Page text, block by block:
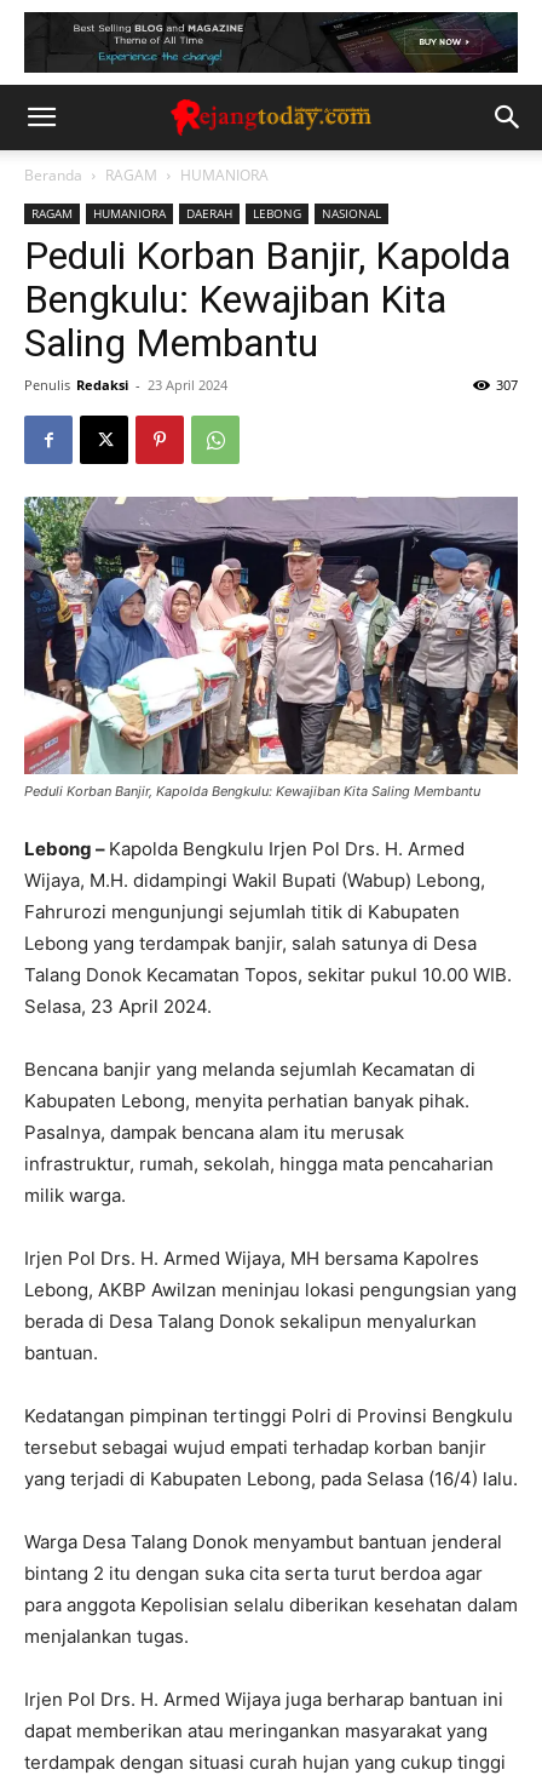
Beranda RAGAM HUMANIORA
RAGAM HUMANIORA DAERAH LEBONG NASIONAL
Peduli Korban Banjir, Kapolda
Bengkulu: Kewajiban Kita
Saling Membantu
Penulis Redaksi - 23 April 2024 307
Peduli Korban Banjir, Kapolda Bengkulu: Kewajiban Kita Saling Membantu
Lebong – Kapolda Bengkulu Irjen Pol Drs. H. Armed
Wijaya, M.H. didampingi Wakil Bupati (Wabup) Lebong,
Fahrurozi mengunjungi sejumlah titik di Kabupaten
Lebong yang terdampak banjir, salah satunya di Desa
Talang Donok Kecamatan Topos, sekitar pukul 10.00 WIB.
Selasa, 23 April 2024.
Bencana banjir yang melanda sejumlah Kecamatan di
Kabupaten Lebong, menyita perhatian banyak pihak.
Pasalnya, dampak bencana alam itu merusak
infrastruktur, rumah, sekolah, hingga mata pencaharian
milik warga.
Irjen Pol Drs. H. Armed Wijaya, MH bersama Kapolres
Lebong, AKBP Awilzan meninjau lokasi pengungsian yang
berada di Desa Talang Donok sekalipun menyalurkan
bantuan.
Kedatangan pimpinan tertinggi Polri di Provinsi Bengkulu
tersebut sebagai wujud empati terhadap korban banjir
yang terjadi di Kabupaten Lebong, pada Selasa (16/4) lalu.
Warga Desa Talang Donok menyambut bantuan jenderal
bintang 2 itu dengan suka cita serta turut berdoa agar
para anggota Kepolisian selalu diberikan kesehatan dalam
menjalankan tugas.
Irjen Pol Drs. H. Armed Wijaya juga berharap bantuan ini
dapat memberikan atau meringankan masyarakat yang
terdampak dengan situasi curah hujan yang cukup tinggi